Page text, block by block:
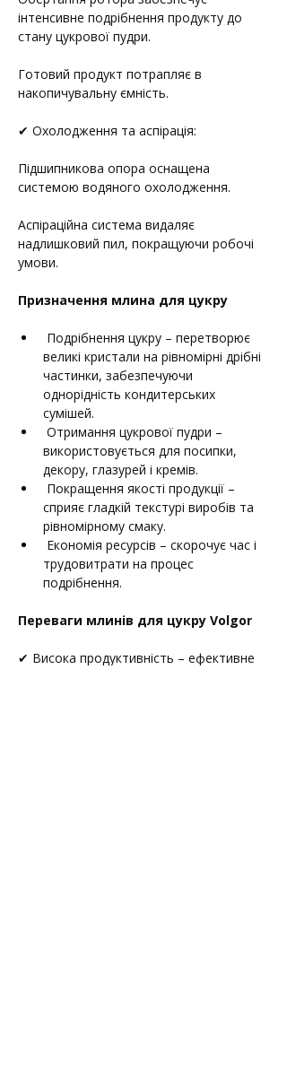
інтенсивне подрібнення продукту до
стану цукрової пудри.
Готовий продукт потрапляє в
накопичувальну ємність.
✔ Охолодження та аспірація:
Підшипникова опора оснащена
системою водяного охолодження.
Аспіраційна система видаляє
надлишковий пил, покращуючи робочі
умови.
Призначення млина для цукру
великі кристали на рівномірні дрібні
частинки, забезпечуючи
однорідність кондитерських
сумішей.
використовується для посипки,
декору, глазурей і кремів.
сприяє гладкій текстурі виробів та
рівномірному смаку.
трудовитрати на процес
подрібнення.
Переваги млинів для цукру Volgor
✔ Висока продуктивність – ефективне